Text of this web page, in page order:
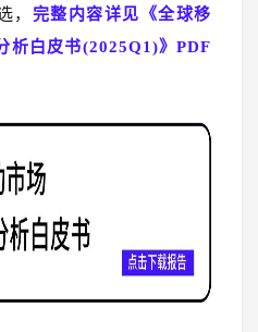
， 完整内容详见《全球移
析白皮书(2025Q1)》PDF